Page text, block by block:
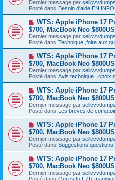
s
a
g
e
v
e
a
u
m
e
s
a
g
e
Dernier message par sellcvvdumps
Posté dans Besoin d'aide EN
N
o
u
v
e
a
u
m
e
s
a
g
e
WTS: Apple iPhone 17
$700, MacBook Neo
Dernier message par sellcvvdumps
Posté dans Technique ,foire aux
N
o
u
v
e
a
u
m
e
s
a
g
e
WTS: Apple iPhone 17
$700, MacBook Neo
Dernier message par sellcvvdumps
Posté dans Avis technique , choix
N
o
u
v
e
a
u
m
e
s
a
g
e
WTS: Apple iPhone 17
$700, MacBook Neo
Dernier message par sellcvvdumps
Posté dans Les brèves de
N
o
u
v
e
a
u
m
e
s
WTS: Apple iPhone 17
$700, MacBook Neo
Dernier message par sellcvvdumps
Posté dans
N
o
u
v
WTS: Apple iPhone 17
$700, MacBook Neo
Dernier message par sellcvvdumps
Posté dans Qui es tu FZR man/